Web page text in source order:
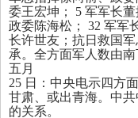
委王宏坤； 5 军军长董
政委陈海松； 32 军军
长许世友；抗日救国
承。全方面军人数由
五月
25 日：中央电示四方
甘肃、或出青海。中
的关系。